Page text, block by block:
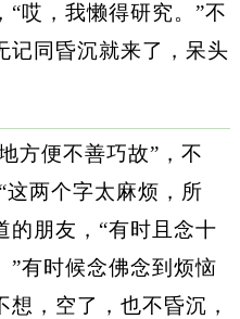
哎，我懒得研究。”不
记同昏沉就来了，呆头
方便不善巧故”，不
这两个字太麻烦，所
的朋友，“有时且念十
”有时候念佛念到烦恼
，空了，也不昏沉，